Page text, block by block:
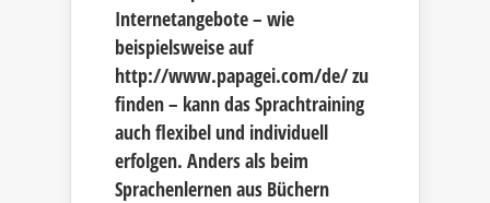
Internetangebote – wie
beispielsweise auf
http://www.papagei.com/de/ zu
finden – kann das Sprachtraining
auch flexibel und individuell
erfolgen. Anders als beim
Sprachenlernen aus Büchern